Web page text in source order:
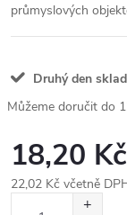
průmyslových
Druhý den
18,20 Kč
22,02 Kč včetně